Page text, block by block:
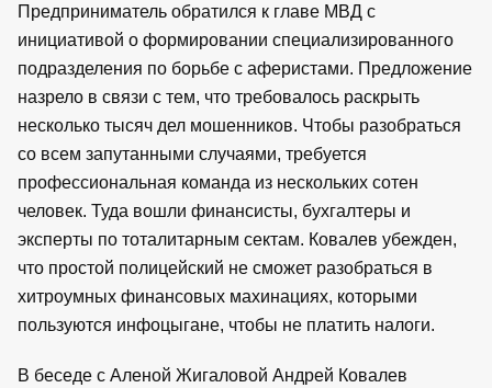
Предприниматель обратился к главе МВД с
инициативой о формировании специализированного
подразделения по борьбе с аферистами. Предложение
назрело в связи с тем, что требовалось раскрыть
несколько тысяч дел мошенников. Чтобы разобраться
со всем запутанными случаями, требуется
профессиональная команда из нескольких сотен
человек. Туда вошли финансисты, бухгалтеры и
эксперты по тоталитарным сектам. Ковалев убежден,
что простой полицейский не сможет разобраться в
хитроумных финансовых махинациях, которыми
пользуются инфоцыгане, чтобы не платить налоги.
В беседе с Аленой Жигаловой Андрей Ковалев